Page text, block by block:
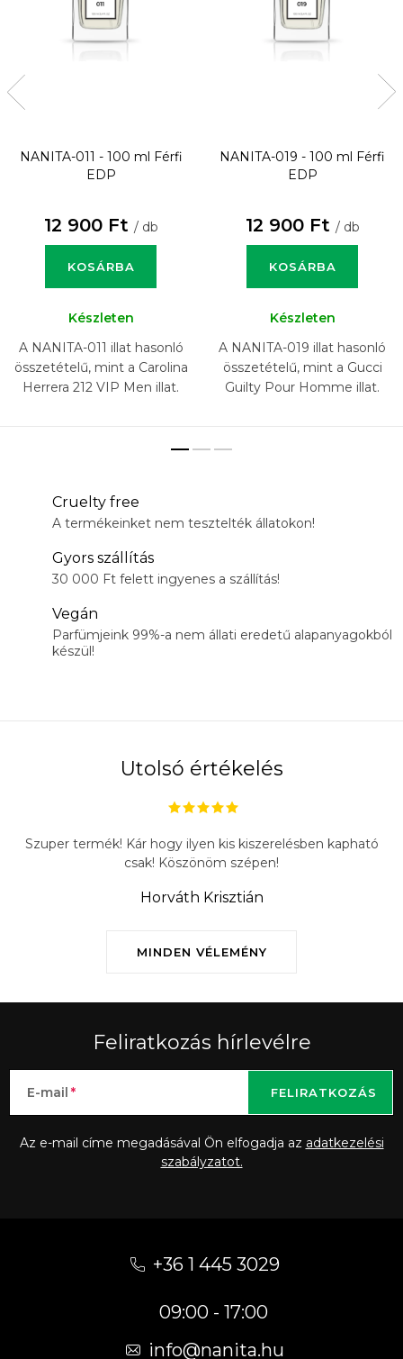
NANITA-011 - 100 ml
Férfi
EDP
12 900 Ft / db
KOSÁRBA
Készleten
A NANITA-011 illat hasonló
összetételű, mint a Carolina
Herrera 212 VIP Men illat.
NANITA-019 - 100 ml
Férfi
EDP
12 900 Ft / db
KOSÁRBA
Készleten
A NANITA-019 illat hasonló
összetételű, mint a Gucci
Guilty Pour Homme illat.
Cruelty free
A termékeinket nem tesztelték állatokon!
Gyors szállítás
30 000 Ft felett ingyenes a szállítás!
Vegán
Parfümjeink 99%-a nem állati eredetű alapanyagokból
készül!
Utolsó értékelés
MINDEN VÉLEMÉNY
Szuper termék! Kár hogy ilyen kis kiszerelésben kapható
csak! Köszönöm szépen!
Horváth Krisztián
Feliratkozás hírlevélre
E-mail
Az e-mail címe megadásával Ön elfogadja az adatkezelési
szabályzatot.
FELIRATKOZÁS
+36 1 445 3029
09:00 - 17:00
info@nanita.hu